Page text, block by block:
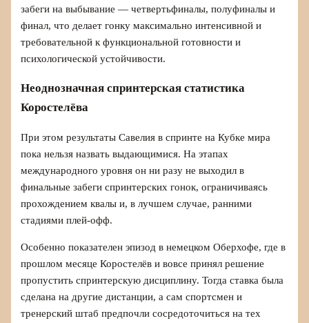
забеги на выбывание — четвертьфиналы, полуфиналы и
финал, что делает гонку максимально интенсивной и
требовательной к функциональной готовности и
психологической устойчивости.
Неоднозначная спринтерская статистика
Коростелёва
При этом результаты Савелия в спринте на Кубке мира
пока нельзя назвать выдающимися. На этапах
международного уровня он ни разу не выходил в
финальные забеги спринтерских гонок, ограничиваясь
прохождением квалы и, в лучшем случае, ранними
стадиями плей-офф.
Особенно показателен эпизод в немецком Оберхофе, где в
прошлом месяце Коростелёв и вовсе принял решение
пропустить спринтерскую дисциплину. Тогда ставка была
сделана на другие дистанции, а сам спортсмен и
тренерский штаб предпочли сосредоточиться на тех